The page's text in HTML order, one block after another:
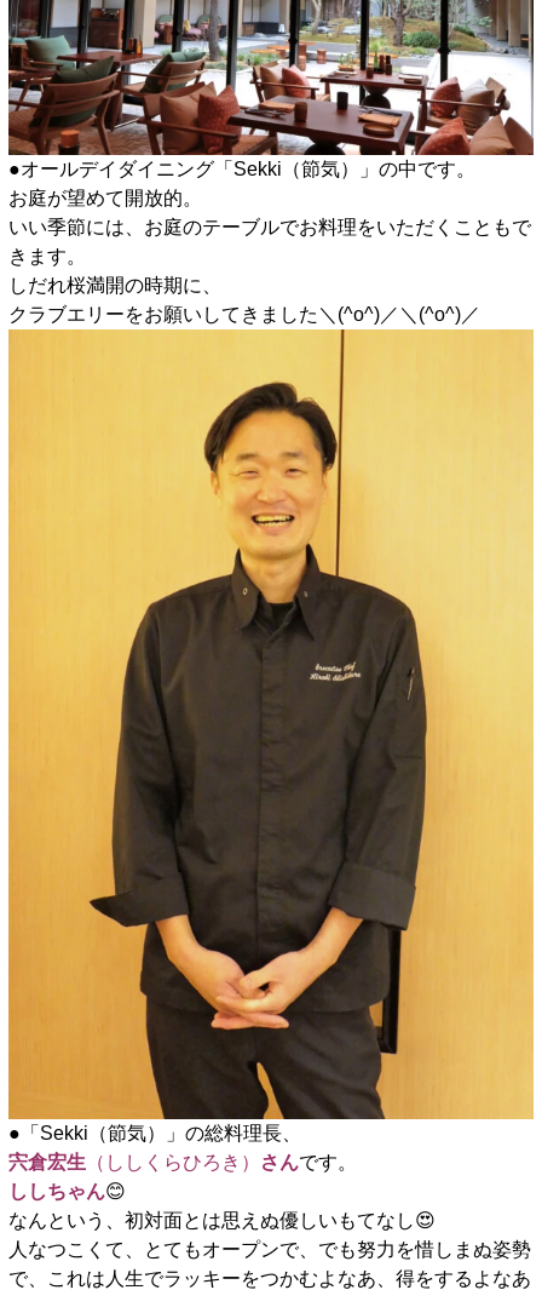
●オールデイダイニング「Sekki（節気）」の中です。
お庭が望めて開放的。
いい季節には、お庭のテーブルでお料理をいただくこともで
きます。
しだれ桜満開の時期に、
クラブエリーをお願いしてきました＼(^o^)／＼(^o^)／
●「Sekki（節気）」の総料理長、
宍倉宏生 （ししくらひろき） さんです。
ししちゃん😊
なんという、初対面とは思えぬ優しいもてなし😍
人なつこくて、とてもオープンで、でも努力を惜しまぬ姿勢
で、これは人生でラッキーをつかむよなあ、得をするよなあ